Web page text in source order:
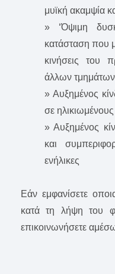
μυϊκή ακαμψία
» ‘Όψιμη
κατάσταση που
κινήσεις του
άλλων
» Αυξημένος
σε
» Αυξημένος
και
ενήλικες
Εάν εμφανίσετε
κατά τη λήψη του
επικοινωνήσετε